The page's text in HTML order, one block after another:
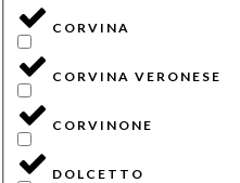
CORVINA
CORVINA VERONESE
CORVINONE
DOLCETTO